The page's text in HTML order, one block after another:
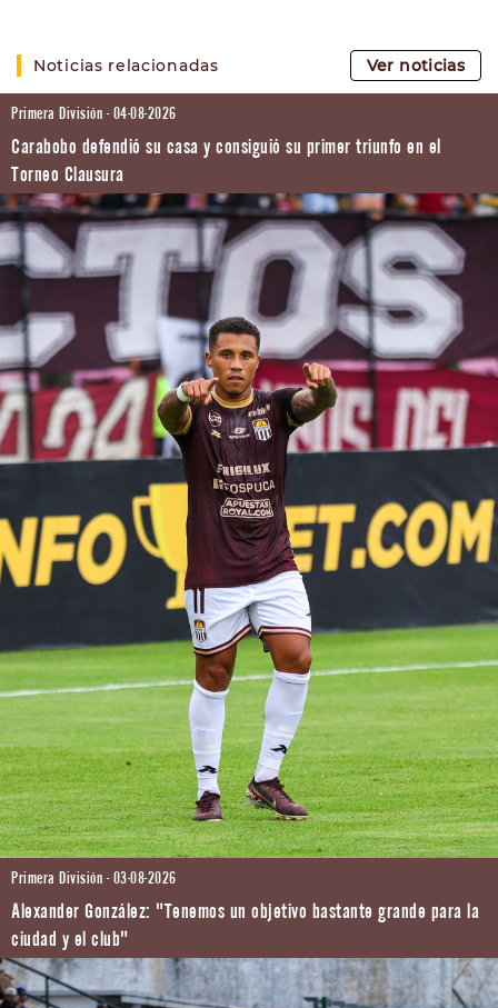
Noticias relacionadas Ver noticias
Primera División - 04-08-2026
Carabobo defendió su casa y consiguió su primer triunfo en el
Torneo Clausura
Primera División - 03-08-2026
Alexander González: "Tenemos un objetivo bastante grande para la
ciudad y el club"